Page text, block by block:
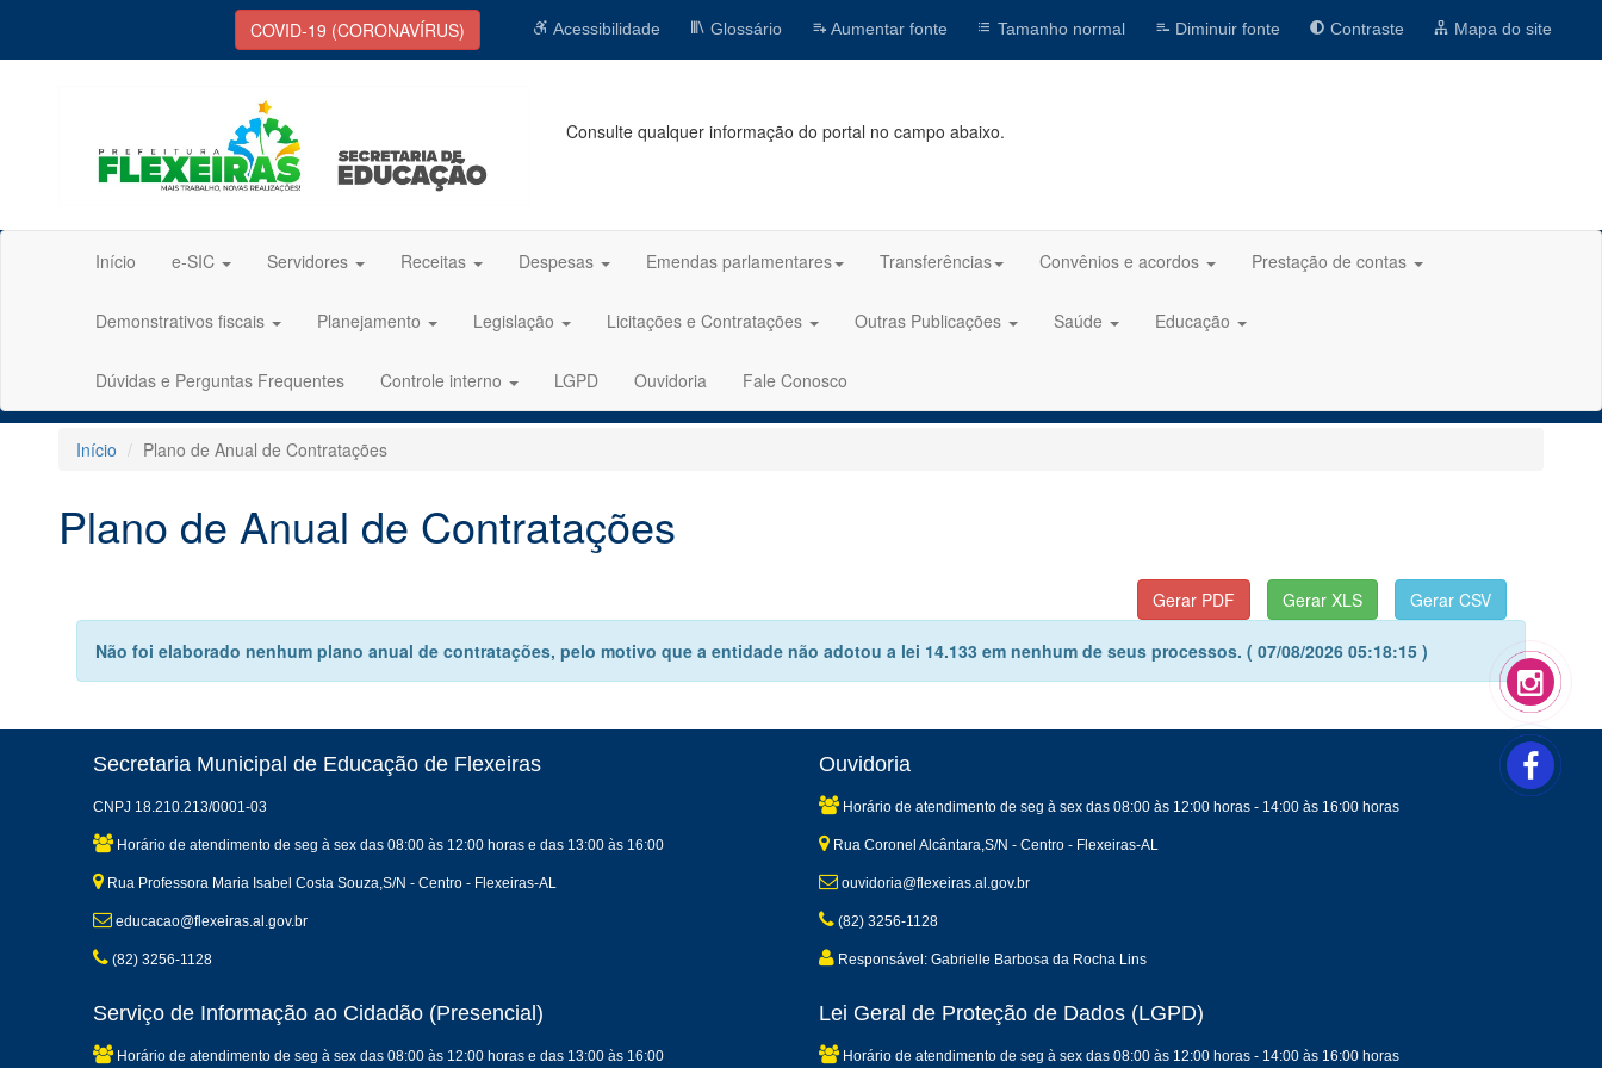
COVID-19 (CORONAVÍRUS) Acessibilidade Glossário Aumentar fonte Tamanho normal Diminuir fonte Contraste Mapa do site
Consulte qualquer informação do portal no campo abaixo.
Início e-SIC Servidores Receitas Despesas Emendas parlamentares Transferências Convênios e acordos Prestação de contas
Demonstrativos fiscais Planejamento Legislação Licitações e Contratações Outras Publicações Saúde Educação
Dúvidas e Perguntas Frequentes Controle interno LGPD Ouvidoria Fale Conosco
Início Plano de Anual de Contratações
Plano de Anual de Contratações
Não foi elaborado nenhum plano anual de contratações, pelo motivo que a entidade não adotou a lei 14.133 em nenhum de seus processos. ( 07/08/2026 05:18:15 )
Secretaria Municipal de Educação de Flexeiras
CNPJ 18.210.213/0001-03
Horário de atendimento de seg à sex das 08:00 às 12:00 horas e das 13:00 às 16:00
Rua Professora Maria Isabel Costa Souza,S/N - Centro - Flexeiras-AL
educacao@flexeiras.al.gov.br
(82) 3256-1128
Ouvidoria
Horário de atendimento de seg à sex das 08:00 às 12:00 horas - 14:00 às 16:00 horas
Rua Coronel Alcântara,S/N - Centro - Flexeiras-AL
ouvidoria@flexeiras.al.gov.br
(82) 3256-1128
Responsável: Gabrielle Barbosa da Rocha Lins
Serviço de Informação ao Cidadão (Presencial)
Horário de atendimento de seg à sex das 08:00 às 12:00 horas e das 13:00 às 16:00
Lei Geral de Proteção de Dados (LGPD)
Horário de atendimento de seg à sex das 08:00 às 12:00 horas - 14:00 às 16:00 horas